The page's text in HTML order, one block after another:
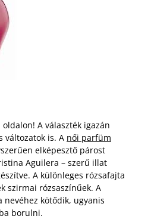
A választék igazán
változatok is. A női parfüm
elképesztő párost
Aguilera – szerű illat
A különleges rózsafajta
szirmai rózsaszínűek. A
nevéhez kötődik, ugyanis
borulni.